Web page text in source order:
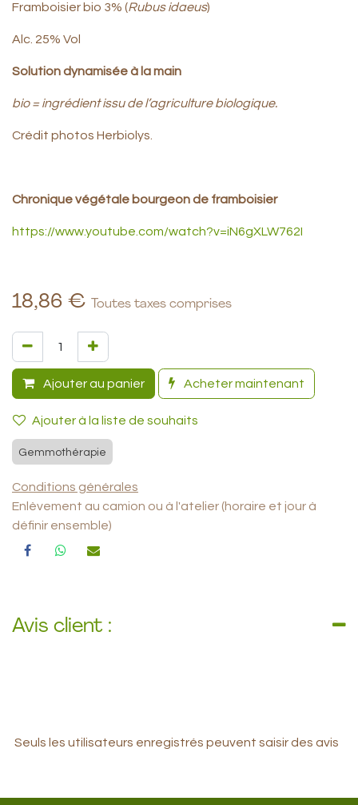
Framboisier bio 3% (Rubus idaeus)
Alc. 25% Vol
Solution dynamisée à la main
bio = ingrédient issu de l’agriculture biologique.
Crédit photos Herbiolys.
Chronique végétale bourgeon de framboisier
https://www.youtube.com/watch?v=iN6gXLW762I
18,86 € Toutes taxes comprises
Ajouter au panier Acheter maintenant
Ajouter à la liste de souhaits
Gemmothérapie
Conditions générales
Enlèvement au camion ou à l'atelier (horaire et jour à
définir ensemble)
Avis client :
Seuls les utilisateurs enregistrés peuvent saisir des avis